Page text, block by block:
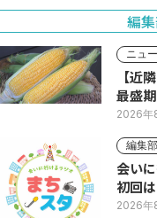
編
ニュ
【近
最盛
い列
2026年
編集
会い
初回
2026年